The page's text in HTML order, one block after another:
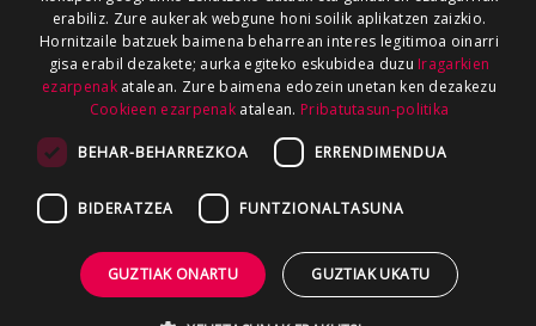
erabiliz. Zure aukerak webgune honi soilik aplikatzen zaizkio.
Hornitzaile batzuek baimena beharrean interes legitimoa oinarri
gisa erabil dezakete; aurka egiteko eskubidea duzu Iragarkien
ezarpenakatalean. Zure baimena edozein unetan ken dezakezu
Cookieen ezarpenak atalean. Pribatutasun-politika
BEHAR-BEHARREZKOA ERRENDIMENDUA
BIDERATZEA FUNTZIONALTASUNA
GUZTIAK ONARTU GUZTIAK UKATU